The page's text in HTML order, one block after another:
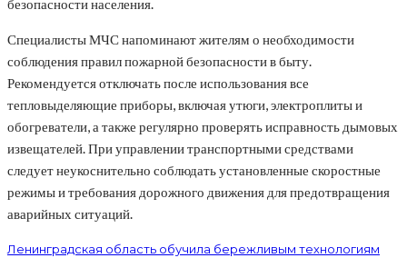
безопасности населения.
Специалисты МЧС напоминают жителям о необходимости
соблюдения правил пожарной безопасности в быту.
Рекомендуется отключать после использования все
тепловыделяющие приборы, включая утюги, электроплиты и
обогреватели, а также регулярно проверять исправность дымовых
извещателей. При управлении транспортными средствами
следует неукоснительно соблюдать установленные скоростные
режимы и требования дорожного движения для предотвращения
аварийных ситуаций.
Ленинградская область обучила бережливым технологиям